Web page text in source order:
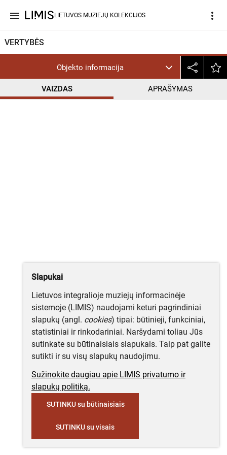
menu LIETUVOS MUZIEJŲ KOLEKCIJOS more_vert
VERTYBĖS
Objekto informacija
VAIZDAS APRAŠYMAS
Slapukai
Lietuvos integralioje muziejų informacinėje
sistemoje (LIMIS) naudojami keturi pagrindiniai
slapukų (angl. cookies) tipai: būtinieji, funkciniai,
statistiniai ir rinkodariniai. Naršydami toliau Jūs
sutinkate su būtinaisiais slapukais. Taip pat galite
sutikti ir su visų slapukų naudojimu.
Sužinokite daugiau apie LIMIS privatumo ir
slapukų politiką.
SUTINKU su būtinaisiais
SUTINKU su visais